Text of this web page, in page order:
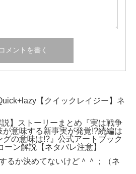
【クイックレイジー】ネ
説】ストーリーまとめ『実は戦争
が意味する新事実が発覚!?続編は
の意味は!?』公式アートブック
ン解説【ネタバレ注意】
るか決めてないけど＾＾；（ネ